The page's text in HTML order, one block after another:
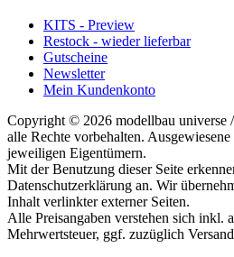
KITS - Preview
Restock - wieder lieferbar
Gutscheine
Newsletter
Mein Kundenkonto
Copyright © 2026 modellbau universe
alle Rechte vorbehalten.
jeweiligen Eigentümern.
Mit der Benutzung dieser Seite
Datenschutzerklärung an. Wir
Inhalt verlinkter externer Seiten.
Alle Preisangaben verstehen sich inkl.
Mehrwertsteuer, ggf. zuzüglich